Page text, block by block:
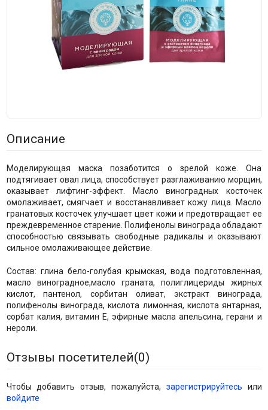
Описание
Моделирующая маска позаботится о зрелой коже. Она
подтягивает овал лица, способствует разглаживанию морщин,
оказывает лифтинг-эффект. Масло виноградных косточек
омолаживает, смягчает и восстанавливает кожу лица. Масло
гранатовых косточек улучшает цвет кожи и предотвращает ее
преждевременное старение. Полифенолы винограда обладают
способностью связывать свободные радикалы и оказывают
сильное омолаживающее действие.
Состав: глина бело-голубая крымская, вода подготовленная,
масло виноградное,масло граната, полиглицериды жирных
кислот, пантенол, сорбитан оливат, экстракт винограда,
полифенолы винограда, кислота лимонная, кислота янтарная,
сорбат калия, витамин Е, эфирные масла апельсина, герани и
нероли.
Отзывы посетителей(0)
Чтобы добавить отзыв, пожалуйста, зарегистрируйтесь или
войдите